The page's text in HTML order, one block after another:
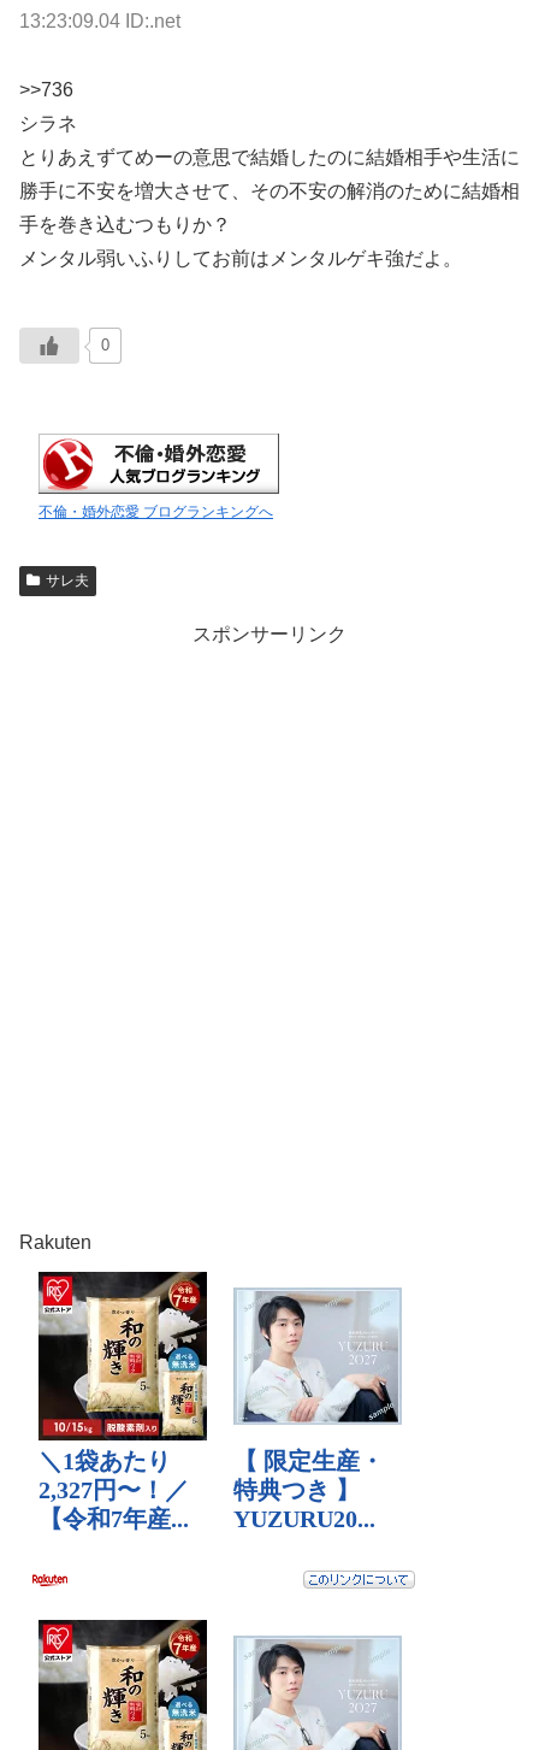
13:23:09.04 ID:.net
>>736
シラネ
とりあえずてめーの意思で結婚したのに結婚相手や生活に
勝手に不安を増大させて、その不安の解消のために結婚相
手を巻き込むつもりか？
メンタル弱いふりしてお前はメンタルゲキ強だよ。
0
不倫・婚外恋愛 ブログランキングへ
サレ夫
スポンサーリンク
Rakuten